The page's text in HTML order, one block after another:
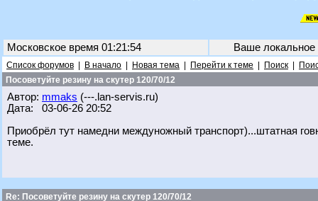
Московское время 01:21:54 Ваше
Список форумов В начало Новая тема Перейти к теме Поиск
Посоветуйте резину на скутер 120/70/12
Автор: mmaks (---.lan-servis.ru)
Дата: 03-06-26 20:52
Приобрёл тут намедни междуножный транспорт)...штатная
теме.
Re: Посоветуйте резину на скутер 120/70/12